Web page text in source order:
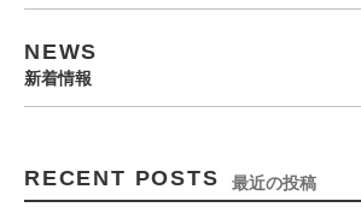
NEWS
新着情報
RECENT POSTS 最近の投稿